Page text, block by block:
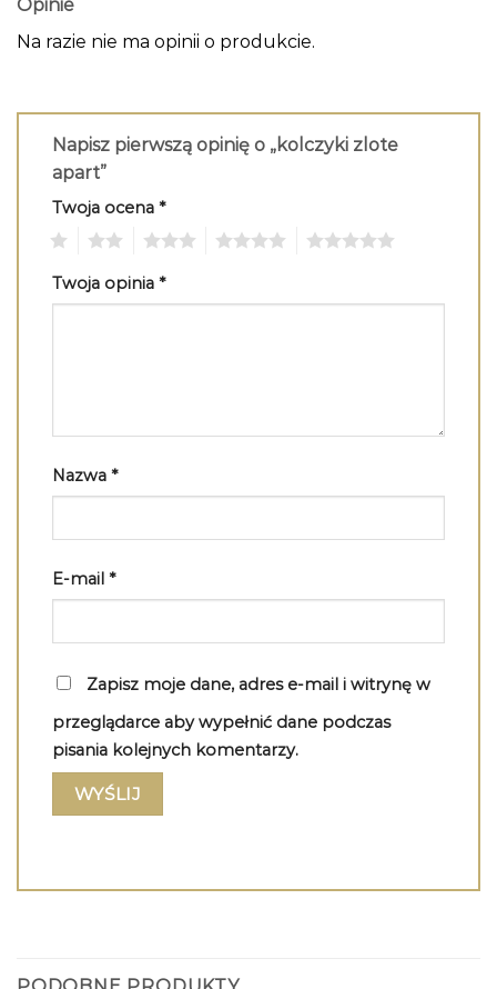
Opinie
Na razie nie ma opinii o produkcie.
Napisz pierwszą opinię o „kolczyki zlote
apart”
Twoja ocena *
Twoja opinia *
Nazwa *
E-mail *
Zapisz moje dane, adres e-mail i witrynę w
przeglądarce aby wypełnić dane podczas
pisania kolejnych komentarzy.